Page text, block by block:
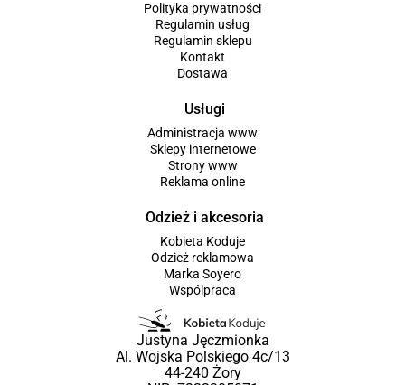
Polityka prywatności
Regulamin usług
Regulamin sklepu
Kontakt
Dostawa
Usługi
Administracja www
Sklepy internetowe
Strony www
Reklama online
Odzież i akcesoria
Kobieta Koduje
Odzież reklamowa
Marka Soyero
Wspólpraca
Justyna Jęczmionka
Al. Wojska Polskiego 4c/13
44-240 Żory